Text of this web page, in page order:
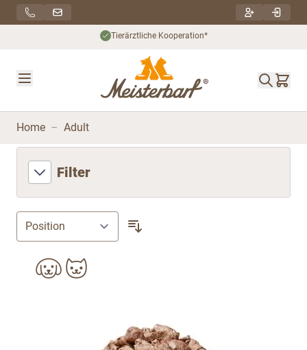
Direkt zum Inhalt
Tierärztliche Kooperation*
Home – Adult
Filter